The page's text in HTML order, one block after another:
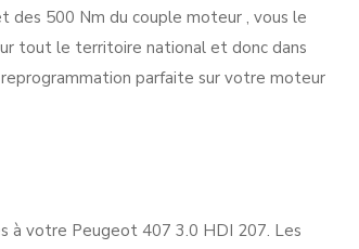
des 500 Nm du couple moteur , vous le
tout le territoire national et donc dans
parfaite sur votre moteur
à votre Peugeot 407 3.0 HDI 207. Les